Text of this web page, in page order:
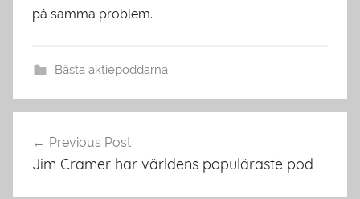
på samma problem.
Bästa aktiepoddarna
navigation
Previous Post
Jim Cramer har världens populäraste pod